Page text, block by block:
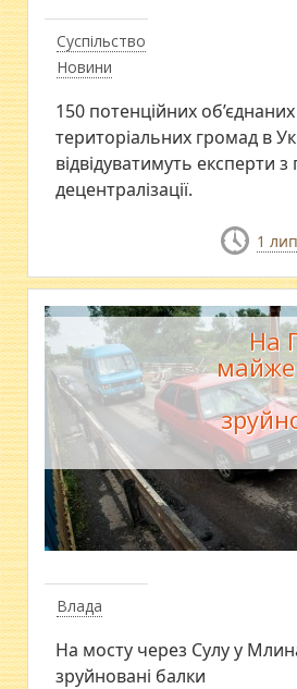
Суспільство
Новини
150 потенційних об’єднаних
територіальних громад в
відвідуватимуть експерти
децентралізації.
1
Влада
На
майже
На мосту через Сулу у
зруйновані балки